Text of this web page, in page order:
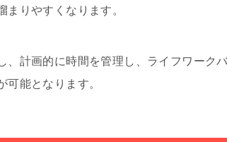
まりやすくなります。
、計画的に時間を管理し、ライフワーク
可能となります。